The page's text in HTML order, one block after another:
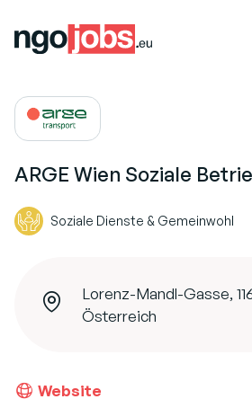
ARGE Wien Soziale
Soziale Dienste & Gemeinwohl
Lorenz-Mandl-Gasse,
Österreich
Website